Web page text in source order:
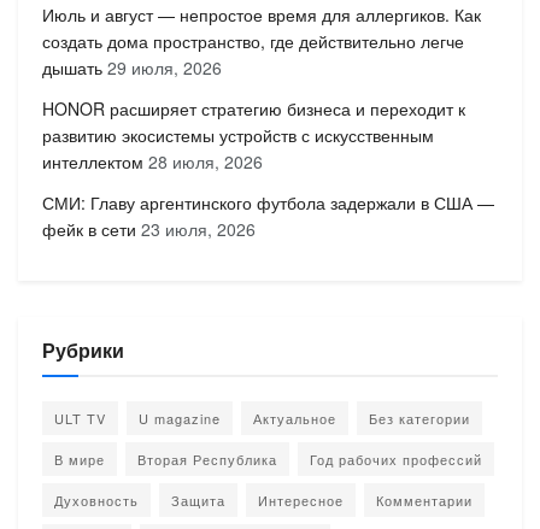
Июль и август — непростое время для аллергиков. Как
создать дома пространство, где действительно легче
дышать 29 июля, 2026
HONOR расширяет стратегию бизнеса и переходит к
развитию экосистемы устройств с искусственным
интеллектом 28 июля, 2026
СМИ: Главу аргентинского футбола задержали в США —
фейк в сети 23 июля, 2026
Рубрики
ULT TV U magazine Актуальное Без категории
В мире Вторая Республика Год рабочих профессий
Духовность Защита Интересное Комментарии